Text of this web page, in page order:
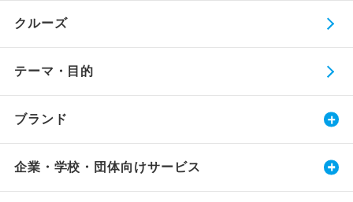
クルーズ
テーマ・目的
ブランド
企業・学校・団体向けサービス